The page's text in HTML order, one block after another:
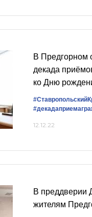
В Предгорном
декада
ко Дню
12.12.22
В преддверии
жителям